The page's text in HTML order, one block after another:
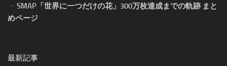
・ SMAP「世界に一つだけの花」300万枚達成までの軌跡 まと
めページ
最新記事